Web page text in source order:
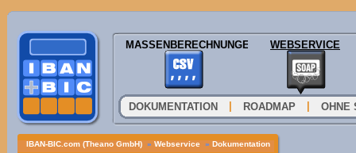
MASSENBERECHNUNGEN WEBSERVICE
DOKUMENTATION ROADMAP OHNE
IBAN-BIC.com (Theano GmbH) » Webservice » Dokumentation